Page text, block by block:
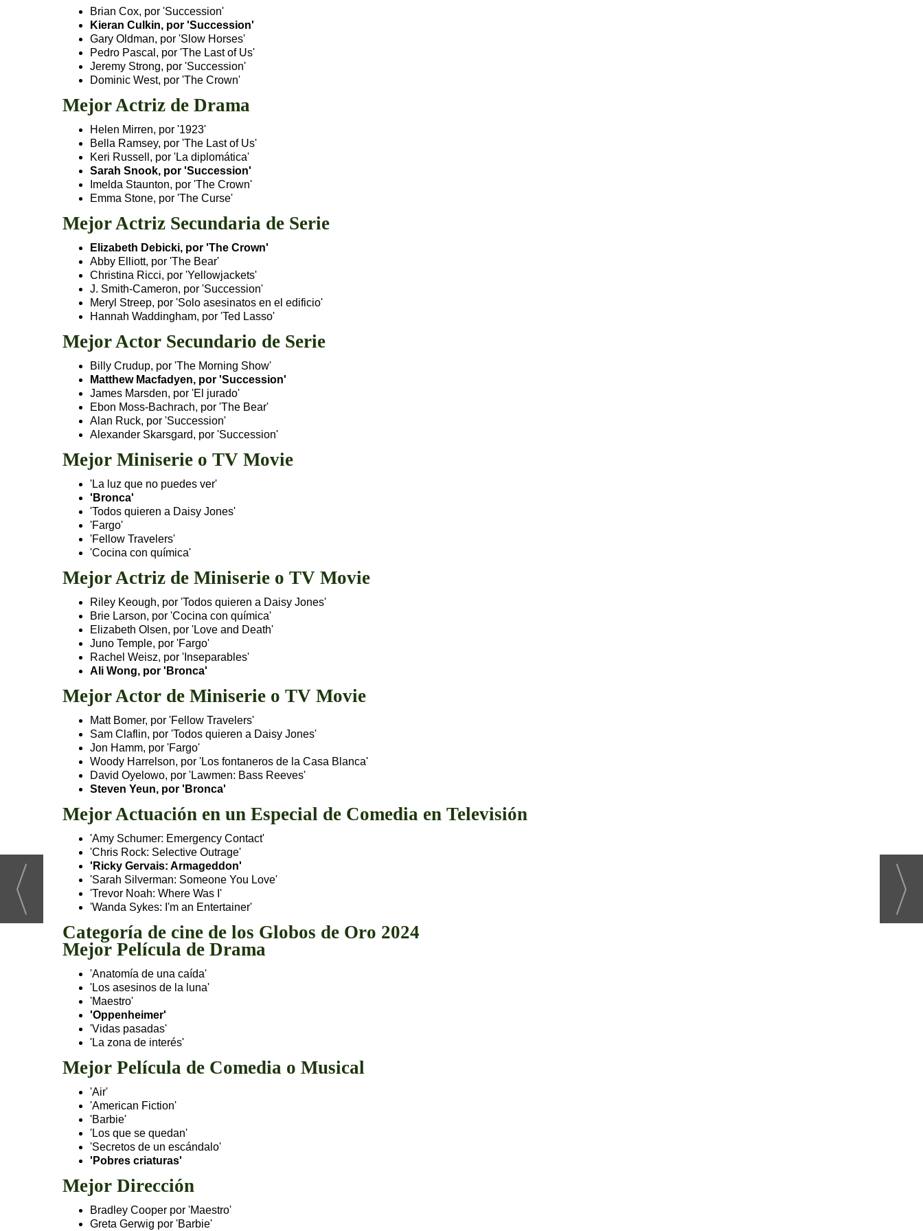
Brian Cox, por 'Succession'
Kieran Culkin, por 'Succession'
Gary Oldman, por 'Slow Horses'
Pedro Pascal, por 'The Last of Us'
Jeremy Strong, por 'Succession'
Dominic West, por 'The Crown'
Mejor Actriz de Drama
Helen Mirren, por '1923'
Bella Ramsey, por 'The Last of Us'
Keri Russell, por 'La diplomática'
Sarah Snook, por 'Succession'
Imelda Staunton, por 'The Crown'
Emma Stone, por 'The Curse'
Mejor Actriz Secundaria de Serie
Elizabeth Debicki, por 'The Crown'
Abby Elliott, por 'The Bear'
Christina Ricci, por 'Yellowjackets'
J. Smith-Cameron, por 'Succession'
Meryl Streep, por 'Solo asesinatos en el edificio'
Hannah Waddingham, por 'Ted Lasso'
Mejor Actor Secundario de Serie
Billy Crudup, por 'The Morning Show'
Matthew Macfadyen, por 'Succession'
James Marsden, por 'El jurado'
Ebon Moss-Bachrach, por 'The Bear'
Alan Ruck, por 'Succession'
Alexander Skarsgard, por 'Succession'
Mejor Miniserie o TV Movie
'La luz que no puedes ver'
'Bronca'
'Todos quieren a Daisy Jones'
'Fargo'
'Fellow Travelers'
'Cocina con química'
Mejor Actriz de Miniserie o TV Movie
Riley Keough, por 'Todos quieren a Daisy Jones'
Brie Larson, por 'Cocina con química'
Elizabeth Olsen, por 'Love and Death'
Juno Temple, por 'Fargo'
Rachel Weisz, por 'Inseparables'
Ali Wong, por 'Bronca'
Mejor Actor de Miniserie o TV Movie
Matt Bomer, por 'Fellow Travelers'
Sam Claflin, por 'Todos quieren a Daisy Jones'
Jon Hamm, por 'Fargo'
Woody Harrelson, por 'Los fontaneros de la Casa Blanca'
David Oyelowo, por 'Lawmen: Bass Reeves'
Steven Yeun, por 'Bronca'
Mejor Actuación en un Especial de Comedia en Televisión
'Amy Schumer: Emergency Contact'
'Chris Rock: Selective Outrage'
'Ricky Gervais: Armageddon'
'Sarah Silverman: Someone You Love'
'Trevor Noah: Where Was I'
'Wanda Sykes: I'm an Entertainer'
Categoría de cine de los Globos de Oro 2024
Mejor Película de Drama
'Anatomía de una caída'
'Los asesinos de la luna'
'Maestro'
'Oppenheimer'
'Vidas pasadas'
'La zona de interés'
Mejor Película de Comedia o Musical
'Air'
'American Fiction'
'Barbie'
'Los que se quedan'
'Secretos de un escándalo'
'Pobres criaturas'
Mejor Dirección
Bradley Cooper por 'Maestro'
Greta Gerwig por 'Barbie'